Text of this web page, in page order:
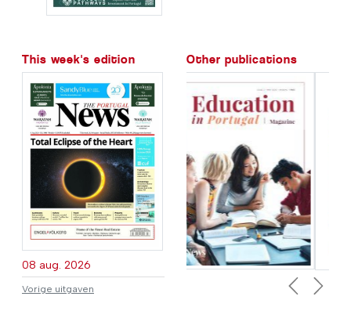
This week's edition
08 aug. 2026
Vorige uitgaven
Other publications
Previous
Next